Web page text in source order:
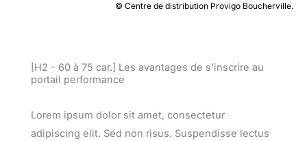
© Centre de distribution Provigo Boucherville.
[H2 - 60 à 75 car.] Les avantages de s’inscrire au
portail performance
Lorem ipsum dolor sit amet, consectetur
adipiscing elit. Sed non risus. Suspendisse lectus